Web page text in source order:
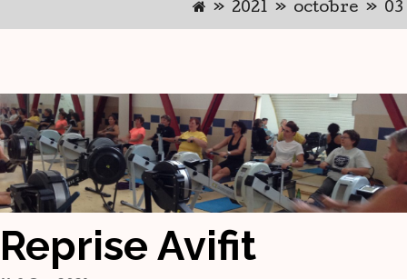
» 2021 » octobre » 03
Reprise Avifit